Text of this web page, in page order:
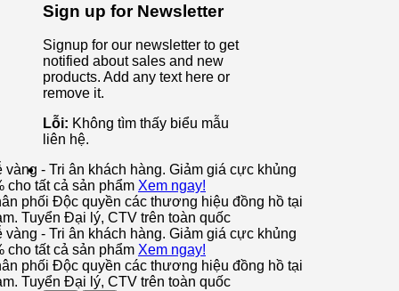
Sign up for Newsletter
Signup for our newsletter to get
notified about sales and new
products. Add any text here or
remove it.
Lỗi: Không tìm thấy biểu mẫu
liên hệ.
vàng - Tri ân khách hàng. Giảm giá cực khủng
cho tất cả sản phẩm Xem ngay!
phối Độc quyền các thương hiệu đồng hồ tại
Tuyển Đại lý, CTV trên toàn quốc
vàng - Tri ân khách hàng. Giảm giá cực khủng
cho tất cả sản phẩm Xem ngay!
phối Độc quyền các thương hiệu đồng hồ tại
Tuyển Đại lý, CTV trên toàn quốc